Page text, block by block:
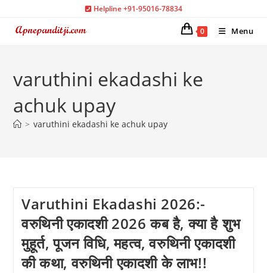
content
Helpline +91-95016-78834
0 Menu
varuthini ekadashi ke
achuk upay
> varuthini ekadashi ke achuk upay
Varuthini Ekadashi 2026:-
वरुथिनी एकादशी 2026 कब है, क्या है शुभ
मुहूर्त, पूजन विधि, महत्व, वरुथिनी एकादशी
की कथा, वरुथिनी एकादशी के लाभ!!